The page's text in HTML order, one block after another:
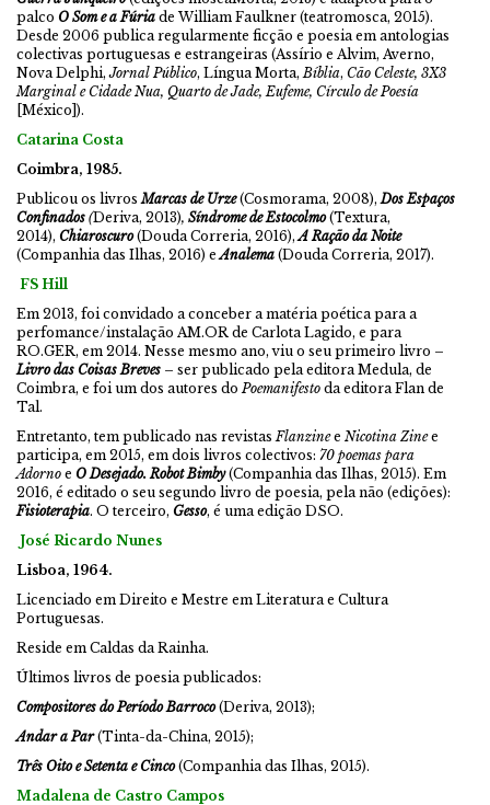
palco O Som e a Fúria de William Faulkner (teatromosca, 2015).
Desde 2006 publica regularmente ficção e poesia em antologias
colectivas portuguesas e estrangeiras (Assírio e Alvim, Averno,
Nova Delphi,Jornal Público, Língua Morta,Bíblia, Cão Celeste, 3X3
Marginal e Cidade Nua, Quarto de Jade, Eufeme, Círculo de Poesía
[México]).
Catarina Costa
Coimbra, 1985.
Publicou os livros Marcas de Urze (Cosmorama, 2008),Dos Espaços
Confinados (Deriva, 2013), Síndrome de Estocolmo (Textura,
2014), Chiaroscuro(Douda Correria, 2016),A Ração da Noite
(Companhia das Ilhas, 2016) eAnalema (Douda Correria, 2017).
FS Hill
Em 2013, foi convidado a conceber a matéria poética para a
perfomance/instalação AM.OR de Carlota Lagido, e para
RO.GER, em 2014. Nesse mesmo ano, viu o seu primeiro livro –
Livro das Coisas Breves – ser publicado pela editora Medula, de
Coimbra, e foi um dos autores doPoemanifesto da editora Flan de
Tal.
Entretanto, tem publicado nas revistasFlanzinee Nicotina Zinee
participa, em 2015, em dois livros colectivos: 70 poemas para
Adorno e O Desejado. Robot Bimby(Companhia das Ilhas, 2015). Em
2016, é editado o seu segundo livro de poesia, pela não (edições):
Fisioterapia. O terceiro, Gesso, é uma edição DSO.
José Ricardo Nunes
Lisboa, 1964.
Licenciado em Direito e Mestre em Literatura e Cultura
Portuguesas.
Reside em Caldas da Rainha.
Últimos livros de poesia publicados:
Compositores do Período Barroco(Deriva, 2013);
Andar a Par(Tinta-da-China, 2015);
Três Oito e Setenta e Cinco(Companhia das Ilhas, 2015).
Madalena de Castro Campos